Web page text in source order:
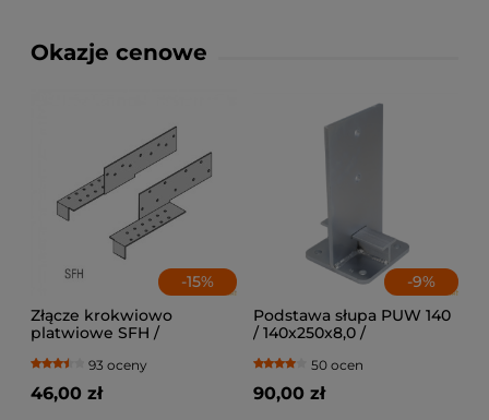
Okazje cenowe
-15%
Złącze krokwiowo
platwiowe SFH /
93 oceny
46,00 zł
-9%
Podstawa słupa PUW 140
/ 140x250x8,0 /
50 ocen
90,00 zł